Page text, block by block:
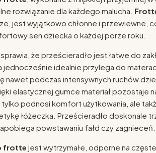
rozwiązanie dla każdego malucha.
jest wyjątkowo chłonne i przewiewne,
sen dziecka o każdej porze roku.
że prześcieradło jest łatwe do
jednocześnie idealnie przylega do
nawet podczas intensywnych ruchów
elastycznej gumce materiał pozostaje
podnosi komfort użytkowania, ale
łóżeczka. Prześcieradło doskonale
powstawaniu fałd czy zagnieceń.
frotte jest wytrzymałe, odporne na częste